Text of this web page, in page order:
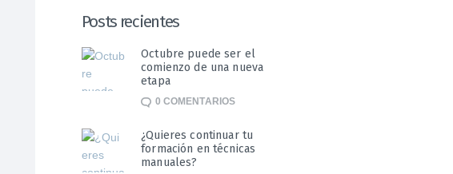
Posts recientes
Octubre puede ser el
comienzo de una nueva
etapa
0 COMENTARIOS
¿Quieres continuar tu
formación en técnicas
manuales?